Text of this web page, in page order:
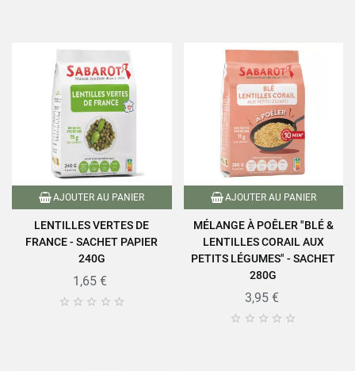
AJOUTER AU PANIER
LENTILLES VERTES DE
FRANCE - SACHET PAPIER
240G
1,65 €
    
AJOUTER AU PANIER
MÉLANGE À POÊLER "BLÉ &
LENTILLES CORAIL AUX
PETITS LÉGUMES" - SACHET
280G
3,95 €
    